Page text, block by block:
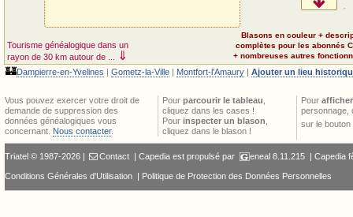
Tourisme généalogique dans un
rayon de 30 km autour de ...
⇓
🏰Dampierre-en-Yvelines | Gometz-la-Ville | Montfort-l'Amaury | Ajouter un lieu
Blasons en couleur +
complètes pour les abonnés
+ nombreuses autres
Vous pouvez exercer votre droit de
demande de suppression des
données généalogiques vous
concernant. Nous contacter.
Pour parcourir le tableau
cliquez dans les cases !
Pour inspecter un blason
cliquez dans le blason !
Pour
personnage,
sur le bouton
Triatel © 1987-2026 | Contact | Capedia est propulsé par eneal8.11.215 | Capedia
Conditions Générales d'Utilisation | Politique de Protection des Données Personnelles